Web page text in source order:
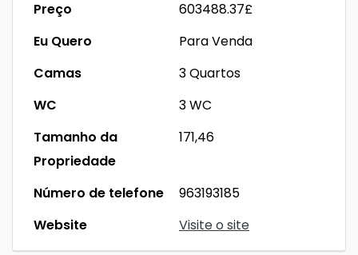
Preço
603488.37£
Eu Quero
Para Venda
Camas
3 Quartos
WC
3 WC
Tamanho da
Propriedade
171,46
Número de telefone
963193185
Website
Visite o site